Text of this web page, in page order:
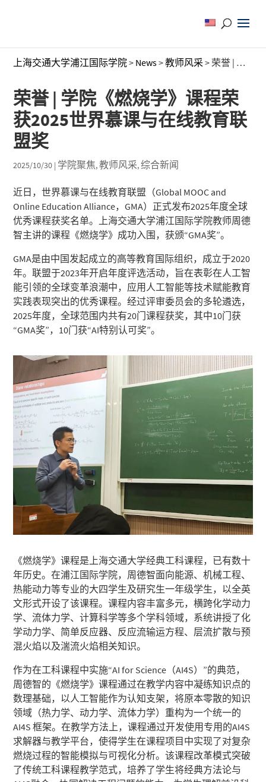
上海交通大学浦江国际学院> News>教师风采 > 荣誉 | 学院《燃烧学》课程荣获2025世界慕课与在线教育联盟奖
荣誉 | 学院《燃烧学》课程荣
获2025世界慕课与在线教育联
盟奖
2025/10/30 | 学院聚焦,教师风采,综合新闻
近日，世界慕课与在线教育联盟（Global MOOC and
Online Education Alliance，GMA）正式发布2025年度全球
优秀课程获奖名单。上海交通大学浦江国际学院教师周德
智主讲的课程 《燃烧学》 成功入围，获颁“GMA奖”。
GMA是由中国发起成立的高等教育国际组织，成立于2020
年。联盟于2023年开启年度评选活动，旨在表彰在人工智
能引领的全球变革浪潮中，应用人工智能等技术赋能教育
实践表现突出的优秀课程。经过评审委员会的多轮遴选，
2025年度，全球范围内共有20门课程获奖，其中10门获
“GMA奖”，10门获“AI特别认可奖”。
《燃烧学》课程是上海交通大学经典工科课程，已有数十
年历史。在浦江国际学院，周德智面向能源、机械工程、
热能动力等专业的大四学生及研究生一年级学生，以全英
文形式开设了该课程。课程内容丰富多元，横跨化学动力
学、流体力学、计算科学等多个学科领域，系统讲授了化
学动力学、简单反应器、反应流输运方程、层流扩散与预
混火焰以及湍流火焰相关知识。
作为在工科课程中实施“AI for Science（AI4S）”的典范，
周德智的《燃烧学》课程通过在教学内容中凝练知识点的
数理基础，以人工智能作为认知支架，将原本零散的知识
领域（热力学、动力学、流体力学）重构为一个统一的
AI4S 框架。在教学方法上，课程通过开发使用专用的AI4S
求解器与教学平台，使得学生在课程项目中实现了对复杂
燃烧过程的智能模拟与可视化分析。该课程改革模式突破
了传统工科课程教学范式，培养了学生将经典方法论与